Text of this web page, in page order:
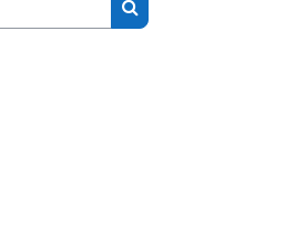
Buscar cursos